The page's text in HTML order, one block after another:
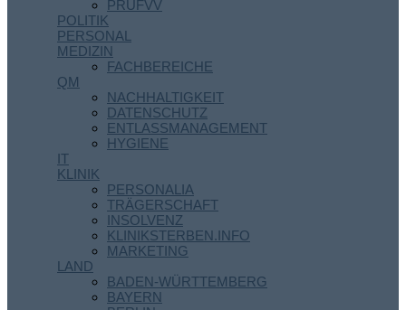
PRÜFVV
POLITIK
PERSONAL
MEDIZIN
FACHBEREICHE
QM
NACHHALTIGKEIT
DATENSCHUTZ
ENTLASSMANAGEMENT
HYGIENE
IT
KLINIK
PERSONALIA
TRÄGERSCHAFT
INSOLVENZ
KLINIKSTERBEN.INFO
MARKETING
LAND
BADEN-WÜRTTEMBERG
BAYERN